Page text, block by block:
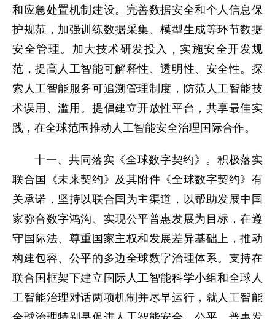
和应急处置机制建设。完善数据安全和个人信息保
护规范，加强训练数据采集、模型生成等环节数据
安全管理。加大技术研发投入，实施安全开发规
范，提高人工智能可解释性、透明性、安全性。探
索人工智能服务可追溯管理制度，防范人工智能技
术误用、滥用。提倡建立开放性平台，共享最佳实
践，在全球范围推动人工智能安全治理国际合作。
十一、共同落实《全球数字契约》。积极落实
联合国《未来契约》及其附件《全球数字契约》有
关承诺，坚持以联合国为主渠道，以帮助发展中国
家弥合数字鸿沟、实现公平普惠发展为目标，在遵
守国际法、尊重国家主权和发展差异基础上，推动
构建包容、公平的多边全球数字治理体系。支持在
联合国框架下建立国际人工智能科学小组和全球人
工智能治理对话两项机制并尽早运行，就人工智能